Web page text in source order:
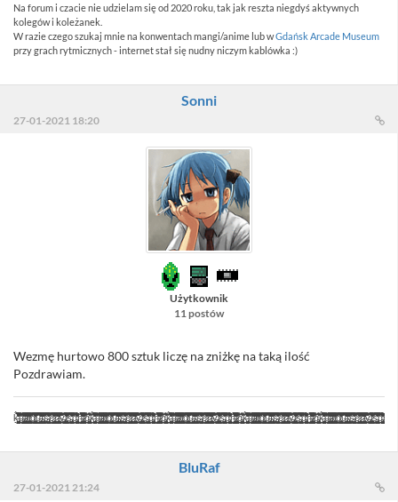
Na forum i czacie nie udzielam się od 2020 roku, tak jak reszta niegdyś aktywnych
kolegów i koleżanek.
W razie czego szukaj mnie na konwentach mangi/anime lub wGdańsk Arcade Museum
przy grach rytmicznych - internet stał się nudny niczym kablówka :)
Sonni
27-01-2021 18:20
Użytkownik
11 postów
Wezmę hurtowo 800 sztuk liczę na zniżkę na taką ilość
Pozdrawiam.
BluRaf
27-01-2021 21:24